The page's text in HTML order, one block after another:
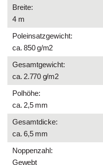
Breite:
4 m
Poleinsatzgewicht:
ca. 850 g/m2
Gesamtgewicht:
ca. 2.770 g/m2
Polhöhe:
ca. 2,5 mm
Gesamtdicke:
ca. 6,5 mm
Noppenzahl:
Gewebt